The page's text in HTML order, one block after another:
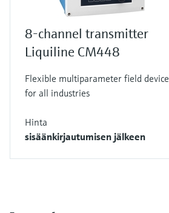
8-channel transmitter
Liquiline CM448
Flexible multiparameter field device
for all industries
Hinta
sisäänkirjautumisen jälkeen